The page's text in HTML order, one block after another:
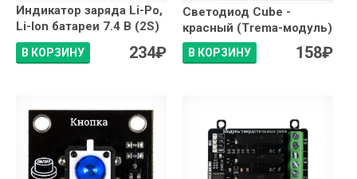
Индикатор заряда Li-Po,
Li-Ion батареи 7.4 В (2S)
В КОРЗИНУ 234₽
Светодиод Сube -
красный (Trema-модуль)
В КОРЗИНУ 158₽